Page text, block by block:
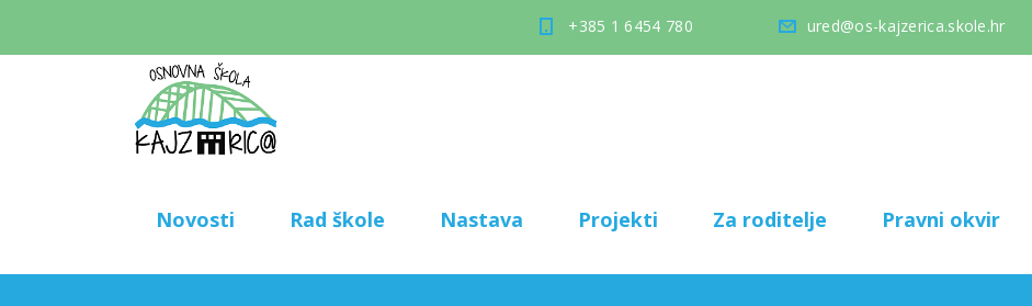
+385 1 6454 780 ured@os-kajzerica.skole.hr
Novosti Rad škole Nastava Projekti Za roditelje Pravni okvir